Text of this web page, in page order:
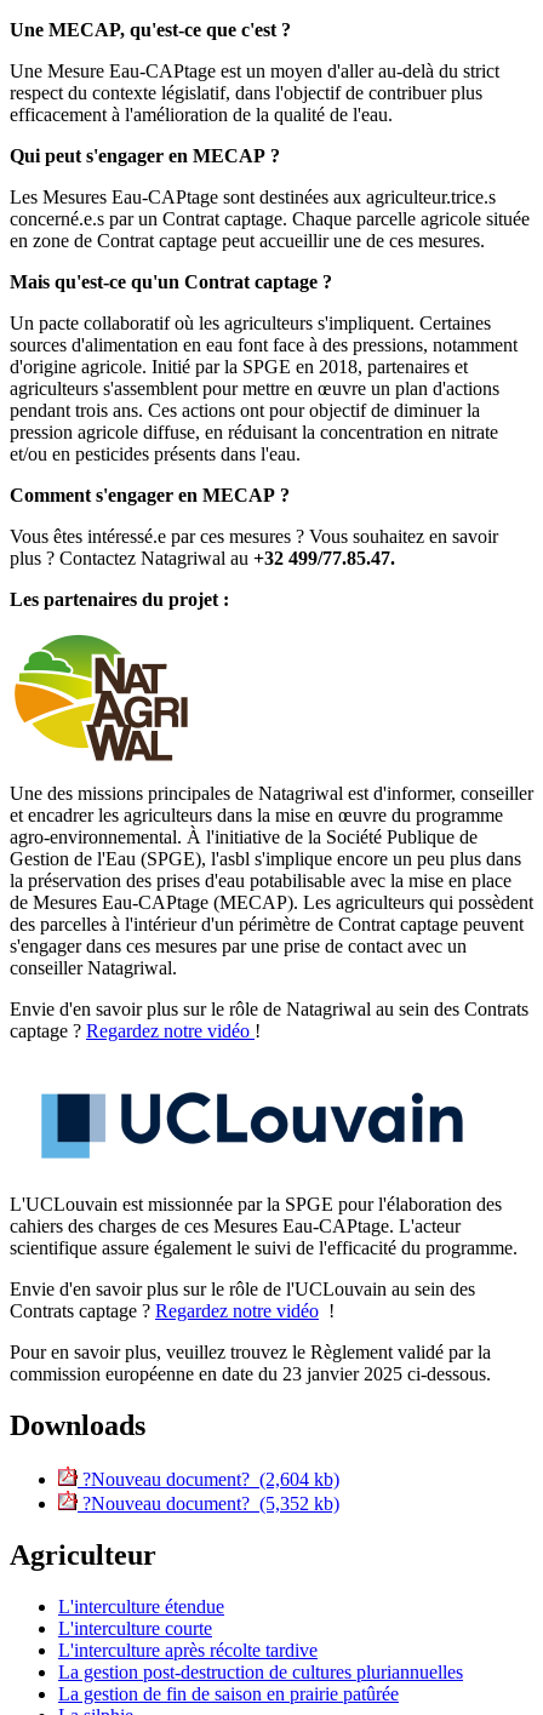
Une MECAP, qu'est-ce que c'est ?
Une Mesure Eau-CAPtage est un moyen d'aller au-delà du strict
respect du contexte législatif, dans l'objectif de contribuer plus
efficacement à l'amélioration de la qualité de l'eau.
Qui peut s'engager en MECAP ?
Les Mesures Eau-CAPtage sont destinées aux agriculteur.trice.s
concerné.e.s par un Contrat captage. Chaque parcelle agricole située
en zone de Contrat captage peut accueillir une de ces mesures.
Mais qu'est-ce qu'un Contrat captage ?
Un pacte collaboratif où les agriculteurs s'impliquent. Certaines
sources d'alimentation en eau font face à des pressions, notamment
d'origine agricole. Initié par la SPGE en 2018, partenaires et
agriculteurs s'assemblent pour mettre en œuvre un plan d'actions
pendant trois ans. Ces actions ont pour objectif de diminuer la
pression agricole diffuse, en réduisant la concentration en nitrate
et/ou en pesticides présents dans l'eau.
Comment s'engager en MECAP ?
Vous êtes intéressé.e par ces mesures ? Vous souhaitez en savoir
plus ? Contactez Natagriwal au +32 499/77.85.47.
Les partenaires du projet :
Une des missions principales de Natagriwal est d'informer, conseiller
et encadrer les agriculteurs dans la mise en œuvre du programme
agro-environnemental. À l'initiative de la Société Publique de
Gestion de l'Eau (SPGE), l'asbl s'implique encore un peu plus dans
la préservation des prises d'eau potabilisable avec la mise en place
de Mesures Eau-CAPtage (MECAP). Les agriculteurs qui possèdent
des parcelles à l'intérieur d'un périmètre de Contrat captage peuvent
s'engager dans ces mesures par une prise de contact avec un
conseiller Natagriwal.
Envie d'en savoir plus sur le rôle de Natagriwal au sein des Contrats
captage ? Regardez notre vidéo !
L'UCLouvain est missionnée par la SPGE pour l'élaboration des
cahiers des charges de ces Mesures Eau-CAPtage. L'acteur
scientifique assure également le suivi de l'efficacité du programme.
Envie d'en savoir plus sur le rôle de l'UCLouvain au sein des
Contrats captage ? Regardez notre vidéo !
Pour en savoir plus, veuillez trouvez le Règlement validé par la
commission européenne en date du 23 janvier 2025 ci-dessous.
Downloads
?Nouveau document? (2,604 kb)
?Nouveau document? (5,352 kb)
Agriculteur
L'interculture étendue
L'interculture courte
L'interculture après récolte tardive
La gestion post-destruction de cultures pluriannuelles
La gestion de fin de saison en prairie patûrée